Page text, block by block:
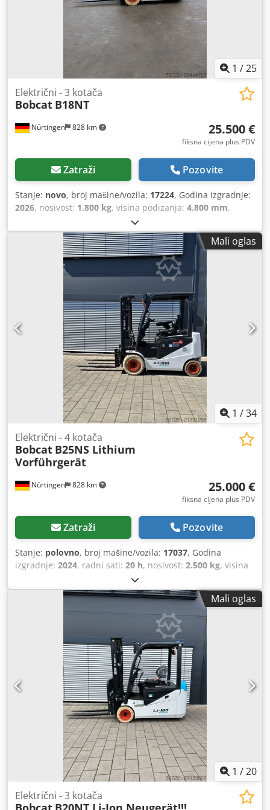
1 /25
Nürtingen 828 km
Električni - 3 kotača
Bobcat B18NT
25.500 €
fiksna cijena plus PDV
Zatraži Pozovite
Stanje: novo, broj mašine/vozila: 17224, Godina izgradnje:
2026, nosivost: 1.800 kg, visina podizanja: 4.800 mm,
1.484 mm
vrsta goriva:električni, vrsta jarbola:triplex, građevinska
2.215 mm, napon baterije:51,2 V, duljina vilica:
, dimenzija prednje gume:18x7-6 weiss
dimenzija stražnje gume:
16x6-8 weiss, ukupna masa:
Mali oglas
1 /34
Nürtingen 828 km
Električni - 4 kotača
Bobcat B25NS Lithium
Vorführgerät
25.000 €
fiksna cijena plus PDV
Zatraži Pozovite
Stanje: polovno, broj mašine/vozila: 17037, Godina
izgradnje: 2024, radni sati: 20 h, nosivost: 2.500 kg, visina
, slobodno podizanje:
središte tereta:500 mm, vrsta goriva:električni, vrsta
, građevinska visina:2.180 mm , napon
, duljina vilica: 1.200 mm, dimenzija prednje
, dimenzija stražnje gume: 18X7-8
3.552 kg,
Mali oglas
1 /20
Električni - 3 kotača